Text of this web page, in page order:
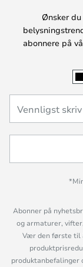
Ønsker
abonnere på
Abonner på
og armaturer,
Vær den første til
produktanbefalinger